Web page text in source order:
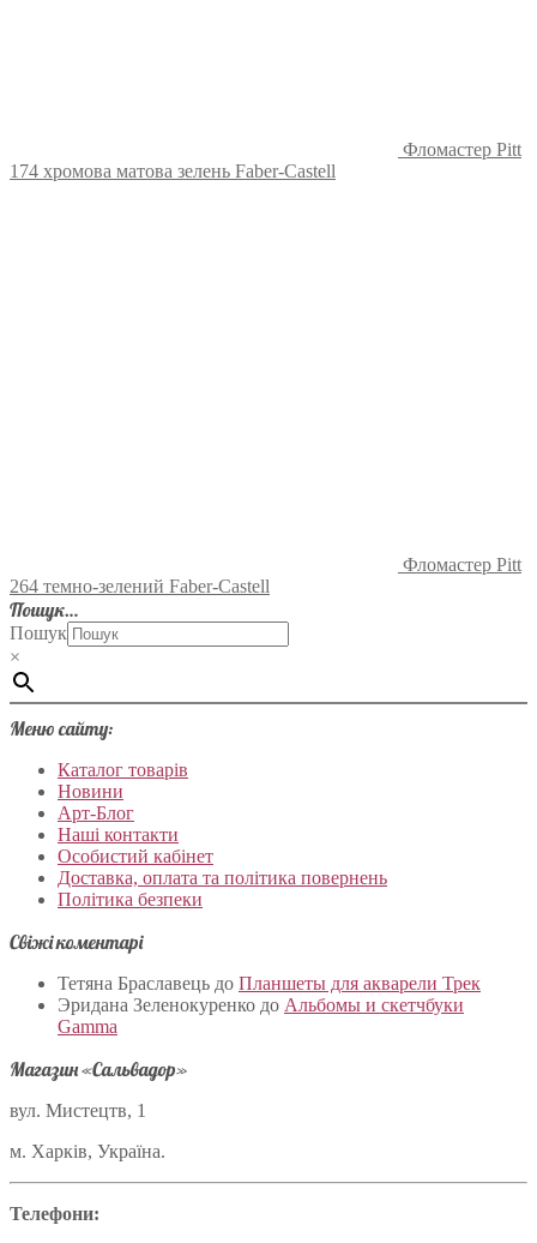
Фломастер Pitt
174 хромова матова зелень Faber-Castell
Фломастер Pitt
264 темно-зелений Faber-Castell
Пошук…
Пошук
×
Меню сайту:
Каталог товарів
Новини
Арт-Блог
Наші контакти
Особистий кабінет
Доставка, оплата та політика повернень
Політика безпеки
Свіжі коментарі
Тетяна Браславець до Планшеты для акварели Трек
Эридана Зеленокуренко до Альбомы и скетчбуки
Gamma
Магазин «Сальвадор»
вул. Мистецтв, 1
м. Харків, Україна.
Телефони: